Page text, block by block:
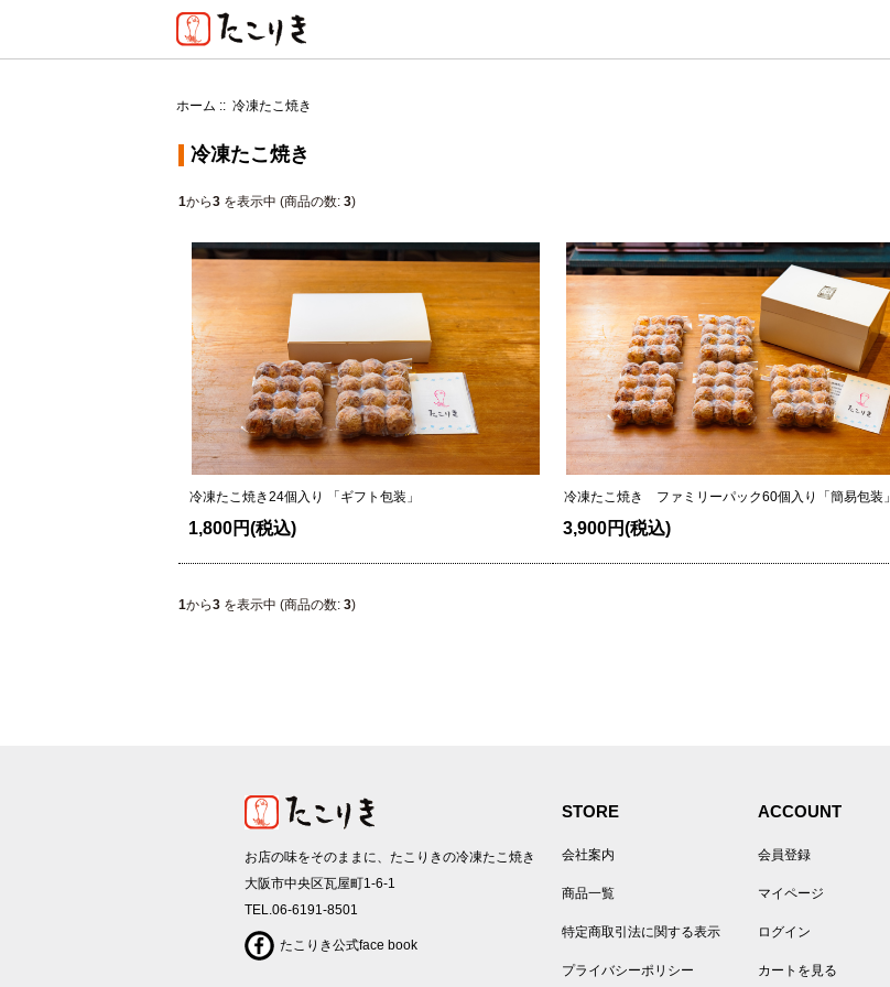
ホーム :: 冷凍たこ焼き
冷凍たこ焼き
1から3 を表示中 (商品の数: 3)
冷凍たこ焼き24個入り 「ギフト包装」
1,800円(税込)
冷凍たこ焼き ファミリーパック60個入り「簡易包装」
3,900円(税込)
1から3 を表示中 (商品の数: 3)
お店の味をそのままに、たこりきの冷凍たこ焼き
大阪市中央区瓦屋町1-6-1
TEL.06-6191-8501
たこりき公式face book
STORE
会社案内
商品一覧
特定商取引法に関する表示
プライバシーポリシー
ACCOUNT
会員登録
マイページ
ログイン
カートを見る